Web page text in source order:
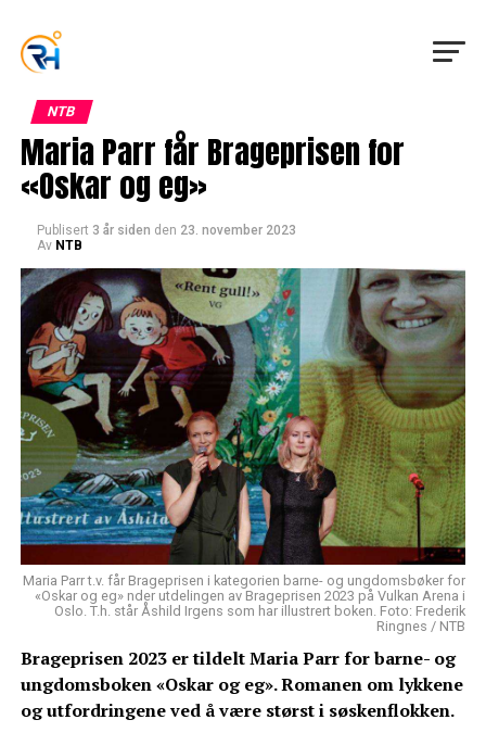
NTB
Maria Parr får Brageprisen for
«Oskar og eg»
Publisert 3 år siden den 23. november 2023
Av NTB
Maria Parr t.v. får Brageprisen i kategorien barne- og ungdomsbøker for
«Oskar og eg» nder utdelingen av Brageprisen 2023 på Vulkan Arena i
Oslo. T.h. står Åshild Irgens som har illustrert boken. Foto: Frederik
Ringnes / NTB
Brageprisen 2023 er tildelt Maria Parr for barne- og
ungdomsboken «Oskar og eg». Romanen om lykkene
og utfordringene ved å være størst i søskenflokken.